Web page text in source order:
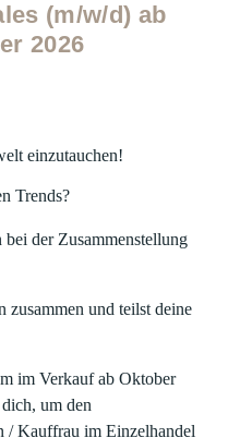
(m/w/d) ab
2026
einzutauchen!
Trends?
bei der Zusammenstellung
zusammen und teilst deine
im Verkaufab Oktober
um den
/ Kauffrau im Einzelhandel